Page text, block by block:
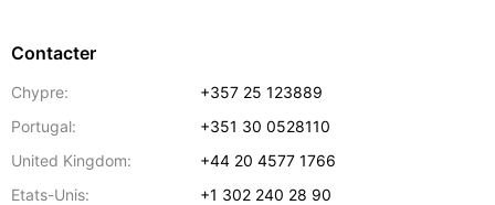
Contacter
Chypre:
+357 25 123889
Portugal:
+351 30 0528110
United Kingdom:
+44 20 4577 1766
Etats-Unis:
+1 302 240 28 90